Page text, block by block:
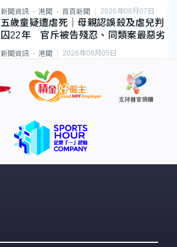
新聞資訊 港聞 首頁新聞 2026年08月07日
五歲童疑遭虐死｜母親認誤殺及虐兒判
囚22年 官斥被告殘忍、同類案最惡劣
新聞資訊 港聞 2026年08月05日